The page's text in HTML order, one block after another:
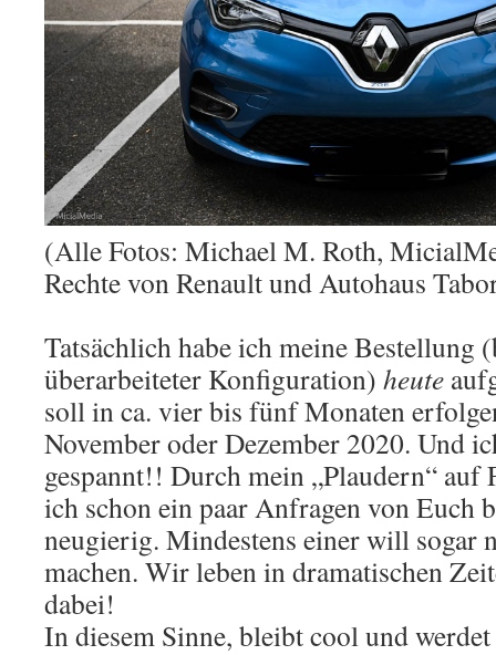
(Alle Fotos: Michael M. Roth,
Rechte von Renault und Autohaus
Tatsächlich habe ich meine Bestellung
überarbeiteter Konfiguration) heute
soll in ca. vier bis fünf Monaten
November oder Dezember 2020. Und
gespannt!! Durch mein „Plaudern“ auf
ich schon ein paar Anfragen von Euch
neugierig. Mindestens einer will sogar
machen. Wir leben in dramatischen
dabei!
In diesem Sinne, bleibt cool und